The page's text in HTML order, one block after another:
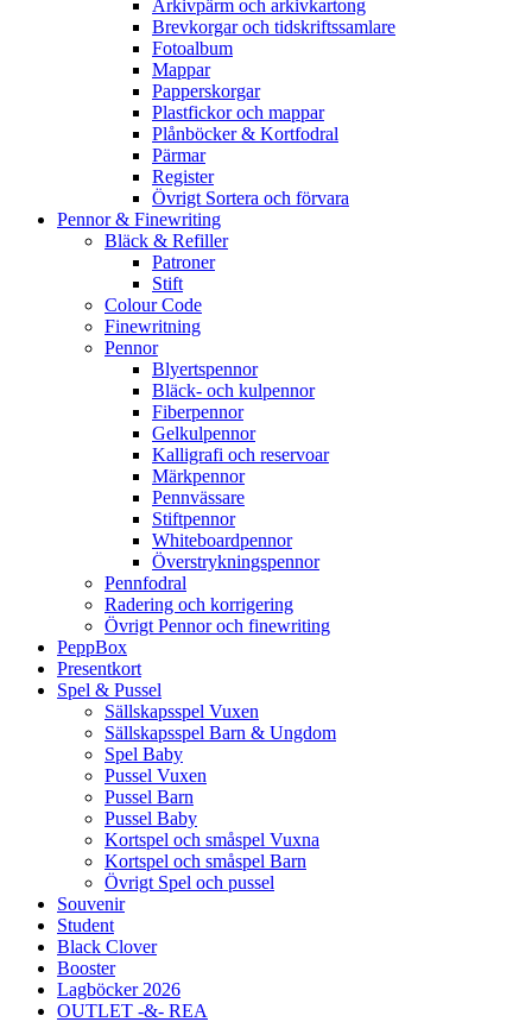
Arkivpärm och arkivkartong
Brevkorgar och tidskriftssamlare
Fotoalbum
Mappar
Papperskorgar
Plastfickor och mappar
Plånböcker & Kortfodral
Pärmar
Register
Övrigt Sortera och förvara
Pennor & Finewriting
Bläck & Refiller
Patroner
Stift
Colour Code
Finewritning
Pennor
Blyertspennor
Bläck- och kulpennor
Fiberpennor
Gelkulpennor
Kalligrafi och reservoar
Märkpennor
Pennvässare
Stiftpennor
Whiteboardpennor
Överstrykningspennor
Pennfodral
Radering och korrigering
Övrigt Pennor och finewriting
PeppBox
Presentkort
Spel & Pussel
Sällskapsspel Vuxen
Sällskapsspel Barn & Ungdom
Spel Baby
Pussel Vuxen
Pussel Barn
Pussel Baby
Kortspel och småspel Vuxna
Kortspel och småspel Barn
Övrigt Spel och pussel
Souvenir
Student
Black Clover
Booster
Lagböcker 2026
OUTLET -&- REA